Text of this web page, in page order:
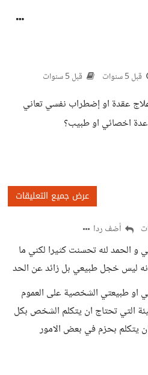
قبل 5 سنوات قبل 5 سنوات
عقدة او إضطراب نفسي تعاني
اخصائي او طبيب؟
عرض جميع التعليقات
أضف ردا
و الحمد لله تحسنت كثيرا لكني ما
ليس خجل طبيعي بل زائد عن الحد
او طبيعتي الشخصية على العموم
التي تحتاج ان يتكلم الشخص بكل
يتكلم بحزم في بعض الامور